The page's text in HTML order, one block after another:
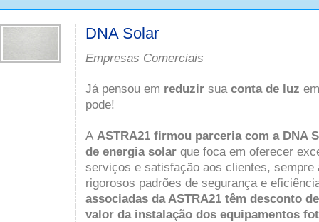
DNA Solar
Empresas Comerciais
Já pensou em reduzir sua conta de luz
pode!
A ASTRA21 firmou parceria com a DNA
de energia solar que foca em oferecer
serviços e satisfação aos clientes, sempre
rigorosos padrões de segurança e
associadas da ASTRA21 têm desconto
valor da instalação dos equipamentos